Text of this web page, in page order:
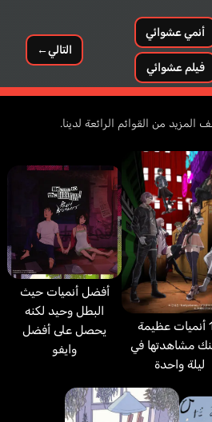
أنمي عشوائي
فيلم عشوائي
التالي←
المزيد من القوائم الرائعة لدينا.
10 أنميات عظيمة
مشاهدتها في
ليلة واحدة
أفضل أنميات حيث
البطل وحيد لكنه
يحصل على أفضل
وايفو